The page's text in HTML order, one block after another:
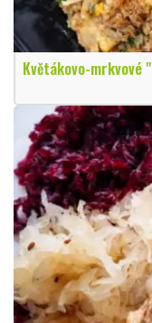
Květákovo-mrkvové